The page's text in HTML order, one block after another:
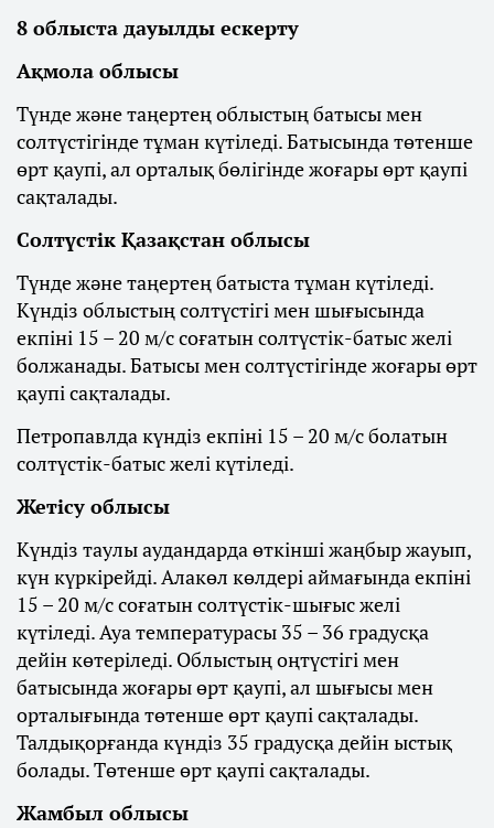
8 облыста дауылды ескерту
Ақмола облысы
Түнде және таңертең облыстың батысы мен
солтүстігінде тұман күтіледі. Батысында төтенше
өрт қаупі, ал орталық бөлігінде жоғары өрт қаупі
сақталады.
Солтүстік Қазақстан облысы
Түнде және таңертең батыста тұман күтіледі.
Күндіз облыстың солтүстігі мен шығысында
екпіні 15 – 20 м/с соғатын солтүстік-батыс желі
болжанады. Батысы мен солтүстігінде жоғары өрт
қаупі сақталады.
Петропавлда күндіз екпіні 15 – 20 м/с болатын
солтүстік-батыс желі күтіледі.
Жетісу облысы
Күндіз таулы аудандарда өткінші жаңбыр жауып,
күн күркірейді. Алакөл көлдері аймағында екпіні
15 – 20 м/с соғатын солтүстік-шығыс желі
күтіледі. Ауа температурасы 35 – 36 градусқа
дейін көтеріледі. Облыстың оңтүстігі мен
батысында жоғары өрт қаупі, ал шығысы мен
орталығында төтенше өрт қаупі сақталады.
Талдықорғанда күндіз 35 градусқа дейін ыстық
болады. Төтенше өрт қаупі сақталады.
Жамбыл облысы